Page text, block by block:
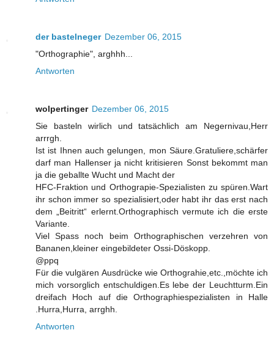
der bastelneger Dezember 06, 2015
"Orthographie", arghhh...
Antworten
wolpertinger Dezember 06, 2015
Sie basteln wirlich und tatsächlich am Negernivau,Herr
arrrgh.
Ist ist Ihnen auch gelungen, mon Säure.Gratuliere,schärfer
darf man Hallenser ja nicht kritisieren Sonst bekommt man
ja die geballte Wucht und Macht der
HFC-Fraktion und Orthograpie-Spezialisten zu spüren.Wart
ihr schon immer so spezialisiert,oder habt ihr das erst nach
dem „Beitritt“ erlernt.Orthographisch vermute ich die erste
Variante.
Viel Spass noch beim Orthographischen verzehren von
Bananen,kleiner eingebildeter Ossi-Döskopp.
@ppq
Für die vulgären Ausdrücke wie Orthograhie,etc.,möchte ich
mich vorsorglich entschuldigen.Es lebe der Leuchtturm.Ein
dreifach Hoch auf die Orthographiespezialisten in Halle
.Hurra,Hurra, arrghh.
Antworten